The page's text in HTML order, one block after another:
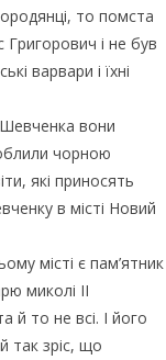
то помста
Григорович і не був
варвари і їхні
Шевченка вони
чорною
які приносять
в місті Новий
місті є пам’ятник
миколі II
й то не всі. І його
так зріс, що